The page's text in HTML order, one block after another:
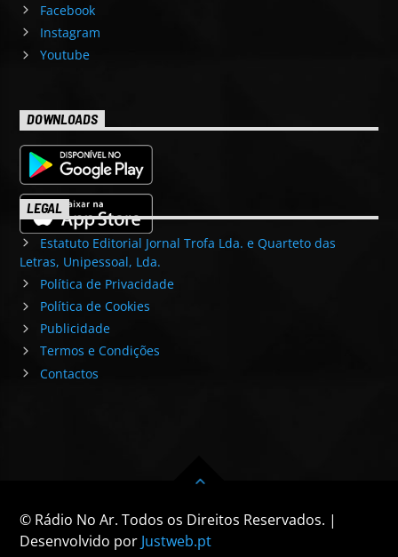
Facebook
Instagram
Youtube
DOWNLOADS
LEGAL
Estatuto Editorial Jornal Trofa Lda. e Quarteto das
Letras, Unipessoal, Lda.
Política de Privacidade
Política de Cookies
Publicidade
Termos e Condições
Contactos
© Rádio No Ar. Todos os Direitos Reservados. |
Desenvolvido por Justweb.pt